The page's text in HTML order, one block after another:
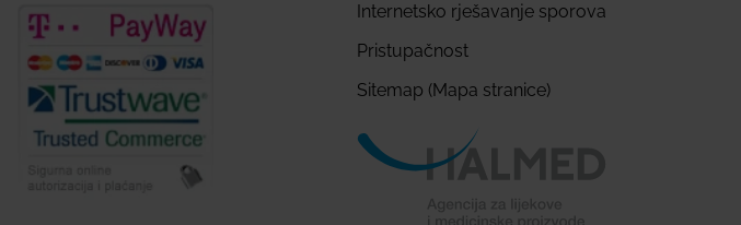
Internetsko rješavanje sporova
Pristupačnost
Sitemap (Mapa stranice)